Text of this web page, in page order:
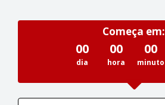
Começa em:
00
dia
00
hora
00
minuto